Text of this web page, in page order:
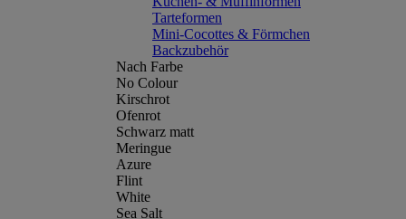
Tarteformen
Mini-Cocottes & Förmchen
Backzubehör
Nach Farbe
No Colour
Kirschrot
Ofenrot
Schwarz matt
Meringue
Azure
Flint
White
Sea Salt